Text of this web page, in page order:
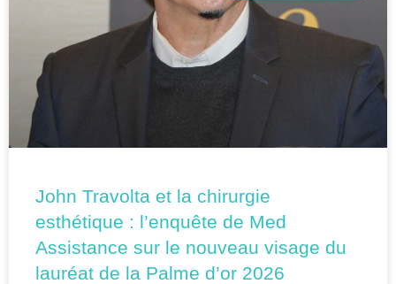
John Travolta et la chirurgie
esthétique : l’enquête de Med
Assistance sur le nouveau visage du
lauréat de la Palme d’or 2026